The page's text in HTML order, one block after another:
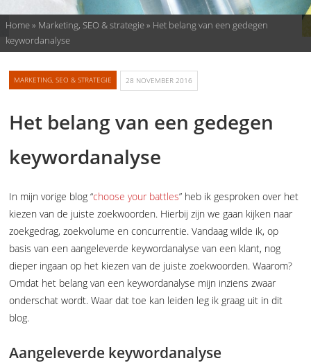
Home» Marketing, SEO & strategie» Het belang van een gedegen
keywordanalyse
MARKETING, SEO & STRATEGIE 28 NOVEMBER 2016
Het belang van een gedegen
keywordanalyse
In mijn vorige blog “choose your battles” heb ik gesproken over het
kiezen van de juiste zoekwoorden. Hierbij zijn we gaan kijken naar
zoekgedrag, zoekvolume en concurrentie. Vandaag wilde ik, op
basis van een aangeleverde keywordanalyse van een klant, nog
dieper ingaan op het kiezen van de juiste zoekwoorden. Waarom?
Omdat het belang van een keywordanalyse mijn inziens zwaar
onderschat wordt. Waar dat toe kan leiden leg ik graag uit in dit
blog.
Aangeleverde keywordanalyse